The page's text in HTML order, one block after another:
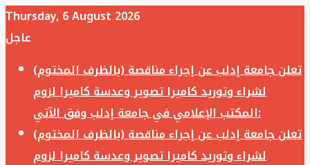
Thursday, 6 August 2026
عاجل
تعلن جامعة إدلب عن إجراء مناقصة (بالظرف المختوم)
لشراء وتوريد كاميرا تصوير وعدسة كاميرا لزوم
المكتب الإعلامي في جامعة إدلب وفق الآتي:
تعلن جامعة إدلب عن إجراء مناقصة (بالظرف المختوم)
لشراء وتوريد كاميرا تصوير وعدسة كاميرا لزوم